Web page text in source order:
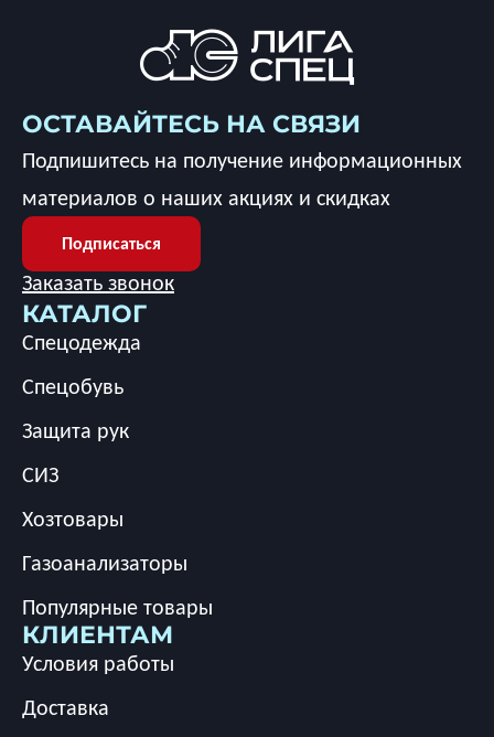
КАТАЛОГ
Спецодежда
Спецобувь
Защита рук
СИЗ
Хозтовары
Газоанализаторы
Популярные товары
КЛИЕНТАМ
Условия работы
Доставка
ОСТАВАЙТЕСЬ НА СВЯЗИ
Подпишитесь на получение информационных
материалов о наших акциях и скидках
Подписаться
Заказать звонок